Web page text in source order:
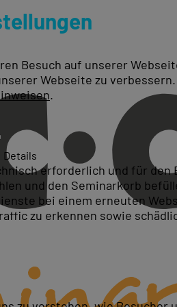
ECAD
Besuch auf unserer
Webseite zu
.
Details
erforderlich und für
und den Seminarkorb
bei einem erneuten
zu erkennen sowie